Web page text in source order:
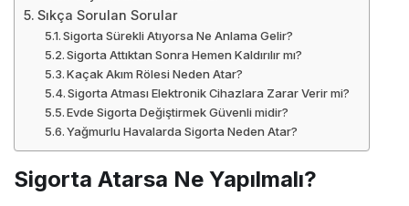
Sıkça Sorulan Sorular
Sigorta Sürekli Atıyorsa Ne Anlama Gelir?
Sigorta Attıktan Sonra Hemen Kaldırılır mı?
Kaçak Akım Rölesi Neden Atar?
Sigorta Atması Elektronik Cihazlara Zarar Verir mi?
Evde Sigorta Değiştirmek Güvenli midir?
Yağmurlu Havalarda Sigorta Neden Atar?
Sigorta Atarsa Ne Yapılmalı?